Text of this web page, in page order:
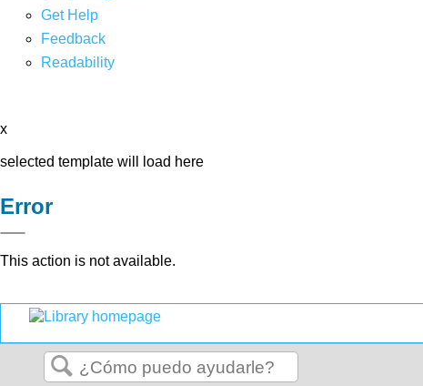
Get Help
Feedback
Readability
x
selected template will load here
Error
This action is not available.